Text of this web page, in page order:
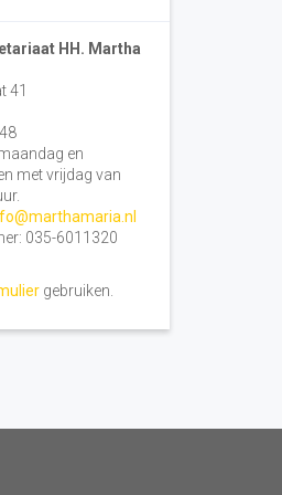
HH. Martha
41
en
met vrijdag van
035-6011320
gebruiken.